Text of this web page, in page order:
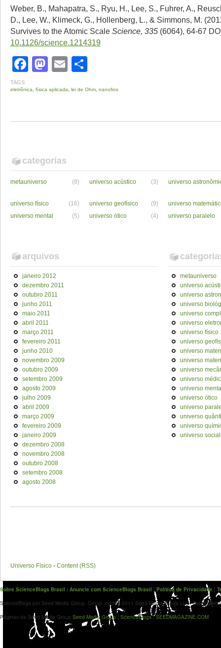
Weber, B., Mahapatra, S., Ryu, H., Lee, S., Fuhrer, A.,
D., Lee, W., Klimeck, G., Hollenberg, L., & Simmons, M.
Survives to the Atomic Scale Science, 335 (6064), 64-67
10.1126/science.1214319
Facebook
Mastodon
Email
TAGS
eletrônica, física aplicada, lei de Ohm, nanofios
categorias
metauniverso (8) universo acústico (3) universo
universo físico (16) universo geofísico (9)
universo
universo mental
(5) universo ótico (4) universo paralelo
arquivos
janeiro 2012
dezembro 2011
outubro 2011
junho 2011
maio 2011
abril 2011
março 2011
fevereiro 2011
junho 2010
novembro 2009
outubro 2009
setembro 2009
agosto 2009
julho 2009
abril 2009
março 2009
fevereiro 2009
janeiro 2009
dezembro 2008
novembro 2008
outubro 2008
setembro 2008
agosto 2008
metauniverso
universo
universo
universo
universo
universo
universo físico
universo
universo
universo
universo
universo
universo
universo ótico
universo
universo
universo
universo social
Universo Físico - Content (RSS)
Sobre ScienceBlogs Brasil | Anuncie com ScienceBlogs Brasil | Política de Privacidade |
ScienceBlogs por Seed Media Group. Group. ©2006-2011 Seed Media Group LLC. Todos
Páginas da Seed Media Group Seed Media Group | ScienceBlogs|SEEDMAGAZINE.COM